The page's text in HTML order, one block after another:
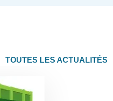
TOUTES LES ACTUALITÉS